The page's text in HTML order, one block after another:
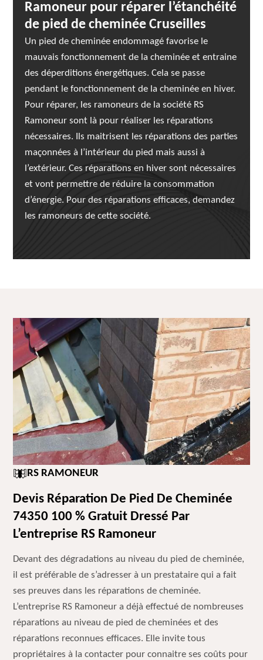
Ramoneur pour réparer l’étanchéité
de pied de cheminée Cruseilles
Un pied de cheminée endommagé favorise le
mauvais fonctionnement de la cheminée et entraine
des déperditions énergétiques. Cela se passe
pendant le fonctionnement de la cheminée en hiver.
Pour réparer, les ramoneurs de la société RS
Ramoneur sont là pour réaliser les réparations
nécessaires. Ils maitrisent les réparations des parties
maçonnées à l’intérieur du pied mais aussi à
l’extérieur. Ces réparations en hiver sont nécessaires
et vont permettre de réduire la consommation
d’énergie. Pour des réparations efficaces, demandez
les ramoneurs de cette société.
RS RAMONEUR
Devis Réparation De Pied De Cheminée
74350 100 % Gratuit Dressé Par
L’entreprise RS Ramoneur
Devant des dégradations au niveau du pied de cheminée,
il est préférable de s’adresser à un prestataire qui a fait
ses preuves dans les réparations de cheminée.
L’entreprise RS Ramoneur a déjà effectué de nombreuses
réparations au niveau de pied de cheminées et des
réparations reconnues efficaces. Elle invite tous
propriétaires à la contacter pour connaitre ses coûts pour